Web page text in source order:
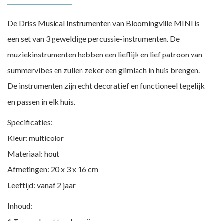
De Driss Musical Instrumenten van Bloomingville MINI is
een set van 3 geweldige percussie-instrumenten. De
muziekinstrumenten hebben een lieflijk en lief patroon van
summervibes en zullen zeker een glimlach in huis brengen.
De instrumenten zijn echt decoratief en functioneel tegelijk
en passen in elk huis.
Specificaties:
Kleur: multicolor
Materiaal: hout
Afmetingen: 20 x 3 x 16 cm
Leeftijd: vanaf 2 jaar
Inhoud: